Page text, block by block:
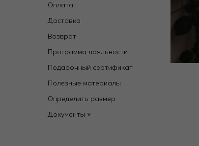
Оплата
Доставка
Возврат
Программа лояльности
Подарочный сертификат
Полезные материалы
Определить размер
Документы ˅